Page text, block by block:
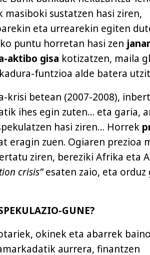
masiboki sustatzen hasi ziren,
eta urrearekin egiten
puntu horretan hasi zen
aktibo gisa kotizatzen, maila
funtzioa alde batera
krisi betean (2007-2008),
ihes egin zuten… eta garia,
hasi ziren… Horrek
eragin zuen. Ogiaren prezioa
ziren, bereziki Afrika eta
crisis”esaten zaio, eta
GUNE?
okinek eta abarrek
aurrera, finantzen